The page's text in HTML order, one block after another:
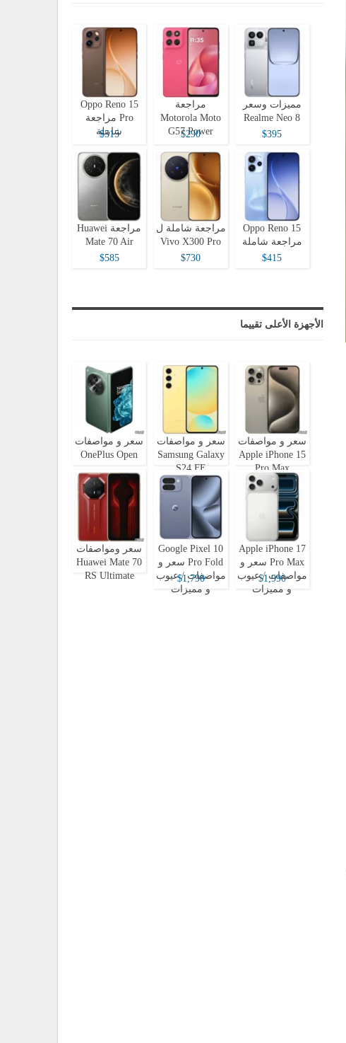
مميزات وسعر
Realme Neo 8
$395
مراجعة
Motorola Moto
G57 Power
$290
Oppo Reno 15
Pro مراجعة
شاملة
$515
Oppo Reno 15
مراجعة شاملة
$415
مراجعة شاملة ل
Vivo X300 Pro
$730
مراجعة Huawei
Mate 70 Air
$585
الأجهزة الأعلى تقييما
سعر و مواصفات
Apple iPhone 15
Pro Max
سعر و مواصفات
Samsung Galaxy
S24 FE
سعر و مواصفات
OnePlus Open
Apple iPhone 17
Pro Max سعر و
مواصفات / عيوب
و مميزات
$1,990
Google Pixel 10
Pro Fold سعر و
مواصفات / عيوب
و مميزات
$1,790
سعر ومواصفات
Huawei Mate 70
RS Ultimate